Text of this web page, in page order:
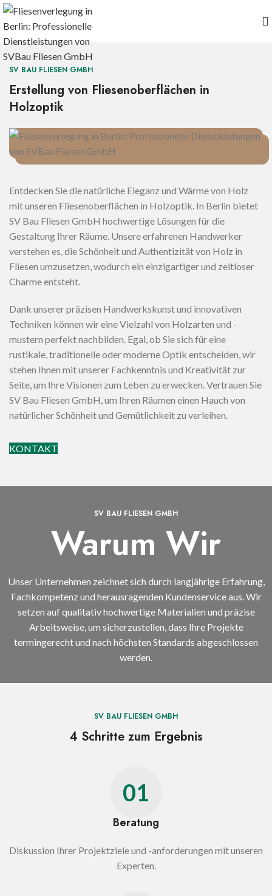
SV BAU FLIESEN GMBH
Erstellung von Fliesenoberflächen in
Holzoptik
Entdecken Sie die natürliche Eleganz und Wärme von Holz
mit unseren Fliesenoberflächen in Holzoptik. In Berlin bietet
SV Bau Fliesen GmbH hochwertige Lösungen für die
Gestaltung Ihrer Räume. Unsere erfahrenen Handwerker
verstehen es, die Schönheit und Authentizität von Holz in
Fliesen umzusetzen, wodurch ein einzigartiger und zeitloser
Charme entsteht.
Dank unserer präzisen Handwerkskunst und innovativen
Techniken können wir eine Vielzahl von Holzarten und -
mustern perfekt nachbilden. Egal, ob Sie sich für eine
rustikale, traditionelle oder moderne Optik entscheiden, wir
stehen Ihnen mit unserer Fachkenntnis und Kreativität zur
Seite, um Ihre Visionen zum Leben zu erwecken. Vertrauen Sie
SV Bau Fliesen GmbH, um Ihren Räumen einen Hauch von
natürlicher Schönheit und Gemütlichkeit zu verleihen.
KONTAKT
SV BAU FLIESEN GMBH
Warum Wir
Unser Unternehmen zeichnet sich durch langjährige Erfahrung,
Fachkompetenz und herausragenden Kundenservice aus. Wir
setzen auf qualitativ hochwertige Materialien und präzise
Arbeitsweise, um sicherzustellen, dass Ihre Projekte
termingerecht und nach höchsten Standards abgeschlossen
werden.
SV BAU FLIESEN GMBH
4 Schritte zum Ergebnis
01
Beratung
Diskussion Ihrer Projektziele und -anforderungen mit unseren
Experten.